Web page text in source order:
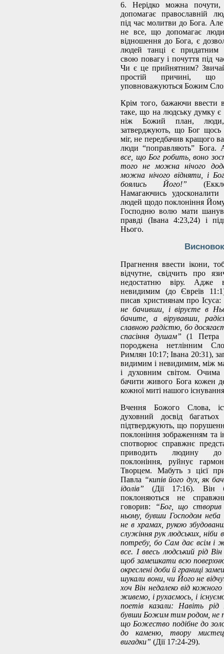
6. Нерідко можна почути,
допомагає православній
під час молитви до Бога. Але
не все, що допомагає
відношення до Бога, є
людей танці є придатним
свою повагу і почуття під
Чи є це прийнятним?
простій причині,
уповноважуються Божим
Крім того, бажаючи ввести
таке, що на людську думку є
ніж Божий план,
затверджують, що Бог щось
міг, не передбачив кращого
люди “поправляють” Бога.
все, що Бог робить, воно
того не можна нічого
можна нічого відняти, і
боялись Його!”
Намагаючись
людей щодо поклоніння
Господню волю мати
правді (Івана 4:23,24) і
Нього.
Висновок
Прагнення ввести ікони,
відчутне, свідчить про
недостатню віру. Адже
невидимим (до Євреїв
писав християнам про Ісуса:
не бачивши, і віруєте в
бачите, а вірувавши,
славною радістю, бо
спасіння душам”(1 Петра
породжена нетлінним
Римлян 10:17; Івана 20:31),
видимим і невидимим, між
і духовним світом.
бачити живого Бога кожен
кожної миті нашого
Вчення Божого Слова,
духовний досвід
підтверджують, що
поклоніння зображенням та
спотворює справжнє
приводить людину до
поклоніння, руйнує
Творцем. Мабуть з цієї
Павла “кипів його дух, як
ідолів” (Дії 17:16). Він
поклоняються не
говорив:
“Бог, що
ньому, бувши Господом
не в храмах, рукою
служіння рук людських, ніби
потребу, бо Сам дає всім і
все. І ввесь людський рід
щоб замешкати всю поверхню
окреслені доби й границі
шукали вони, чи Його не
хоч Він недалеко від
живемо, і рухаємось, і
поетів казали: Навіть
бувши Божим тим родом, не
що Божество подібне до
до каменю, твору
вигадки” (Дії 17:24-29).